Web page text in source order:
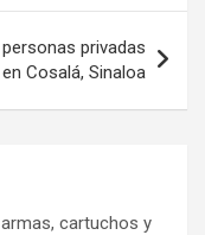
privadas
Cosalá, Sinaloa
cartuchos y